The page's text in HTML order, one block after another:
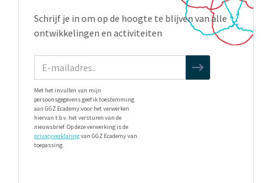
Schrijf je in om op de hoogte te blijven van alle
ontwikkelingen en activiteiten
Met het invullen van mijn
persoonsgegevens geef ik toestemming
aan GGZ Ecademy voor het verwerken
hiervan t.b.v. het versturen van de
nieuwsbrief. Op deze verwerking is de
privacyverklaringvan GGZ Ecademy van
toepassing.